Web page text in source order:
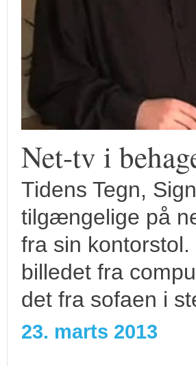
Net-tv i
Tidens Tegn,
tilgængelige på
fra sin
billedet fra
det fra sofaen i
23. marts 2013